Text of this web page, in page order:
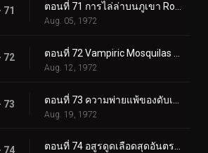
71 ตอนที่ 71 การไล่ล่าบนภูเขา Rokkoudai ของ Monster Horseflygomes
Aug. 05, 1972
72
Aug. 12, 1972
73
Aug. 19, 1972
74 ตอนที่ 74 อสูรดูดเลือดสุดอันตราย!! โชคดี ทีมไรเดอร์บอย